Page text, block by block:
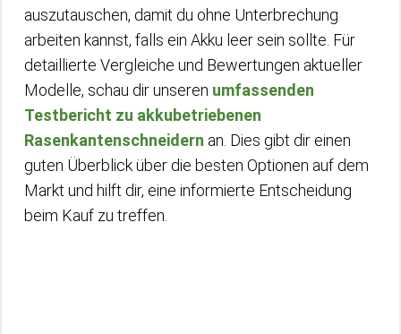
auszutauschen, damit du ohne Unterbrechung
arbeiten kannst, falls ein Akku leer sein sollte. Für
detaillierte Vergleiche und Bewertungen aktueller
Modelle, schau dir unseren umfassenden
Testbericht zu akkubetriebenen
Rasenkantenschneidern an. Dies gibt dir einen
guten Überblick über die besten Optionen auf dem
Markt und hilft dir, eine informierte Entscheidung
beim Kauf zu treffen.